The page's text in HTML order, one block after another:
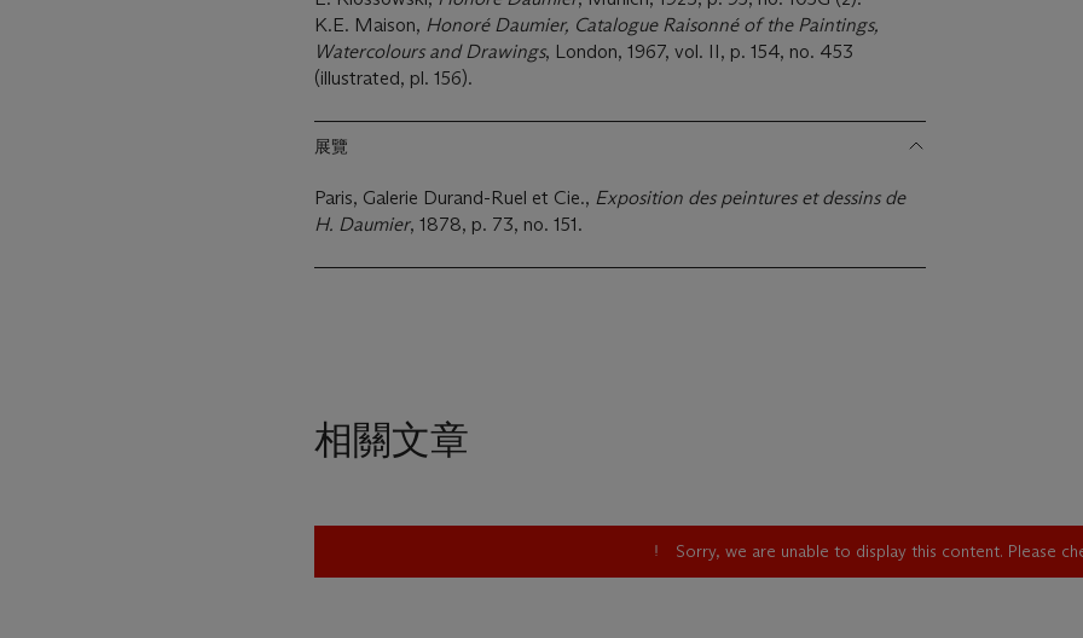
K.E. Maison, Honoré Daumier, Catalogue Raisonné of the Paintings,
Watercolours and Drawings, London, 1967, vol. II, p. 154, no. 453
(illustrated, pl. 156).
展覽
Paris, Galerie Durand-Ruel et Cie., Exposition des peintures et dessins de
H. Daumier, 1878, p. 73, no. 151.
相關文章
Sorry, we are unable to display this content. Please